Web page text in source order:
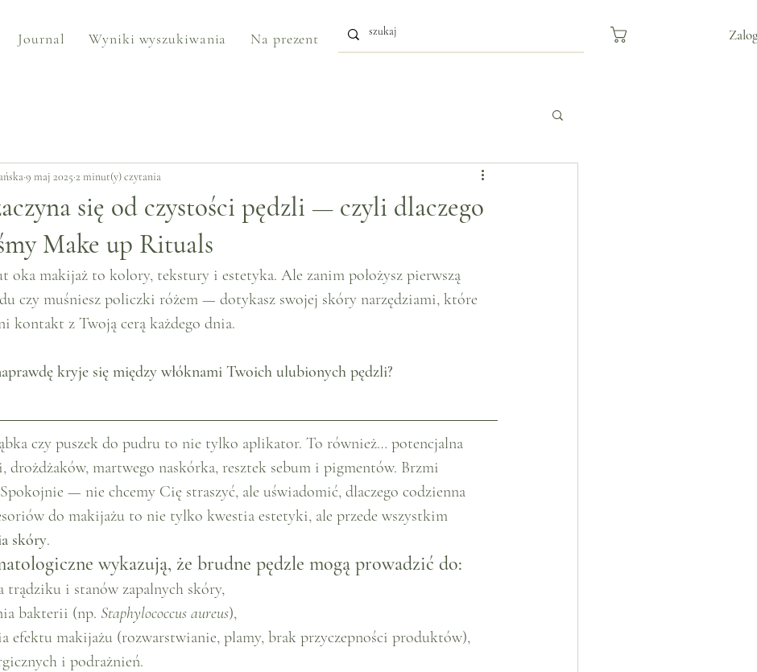
Journal Wyniki wyszukiwania Na prezent
się od czystości pędzli — czyli dlaczego
Make up Rituals
9 maj 2025 2 minut(y) czytania
oka makijaż to kolory, tekstury i estetyka. Ale zanim położysz pierwszą
czy muśniesz policzki różem — dotykasz swojej skóry narzędziami, które
kontakt z Twoją cerą każdego dnia.
kryje się między włóknami Twoich ulubionych pędzli?
czy puszek do pudru to nie tylko aplikator. To również… potencjalna
martwego naskórka, resztek sebum i pigmentów. Brzmi
— nie chcemy Cię straszyć, ale uświadomić, dlaczego codzienna
do makijażu to nie tylko kwestia estetyki, ale przede wszystkim
skóry.
wykazują, że brudne pędzle mogą prowadzić do:
trądziku i stanów zapalnych skóry,
bakterii (np. Staphylococcus aureus),
efektu makijażu (rozwarstwianie, plamy, brak przyczepności produktów),
i podrażnień.